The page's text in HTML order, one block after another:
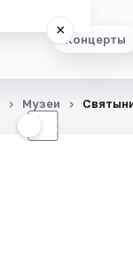
Концерты
×
☾
Музеи